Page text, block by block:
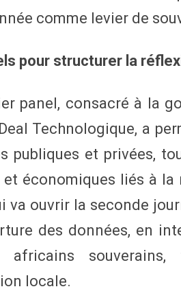
comme levier de
pour structurer la
panel, consacré à la
Technologique, a
publiques et privées,
et économiques liés à
va ouvrir la seconde
des données, en
africains
locale.